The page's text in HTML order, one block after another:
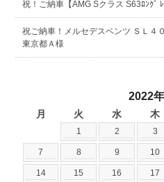
祝！ご納車【AMG Sクラス S63ﾛﾝｸﾞ ﾚ
祝ご納車！メルセデスベンツ ＳＬ
東京都Ａ様
2022
月 火 水 木
1 2 3
7 8 9 10
14 15 16 17